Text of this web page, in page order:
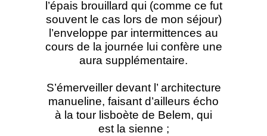
l’épais brouillard qui (comme ce fut
souvent le cas lors de mon séjour)
l’enveloppe par intermittences au
cours de la journée lui confère une
aura supplémentaire.
S’émerveiller devant l’ architecture
manueline, faisant d’ailleurs écho
à la tour lisboète de Belem, qui
est la sienne ;